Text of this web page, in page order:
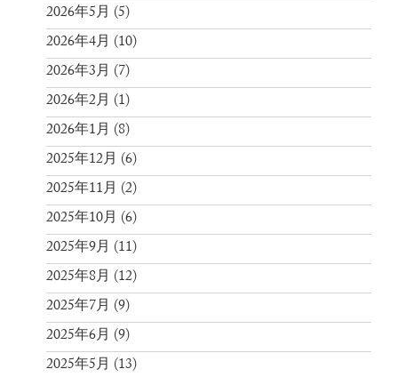
2026年5月 (5)
2026年4月 (10)
2026年3月 (7)
2026年2月 (1)
2026年1月 (8)
2025年12月 (6)
2025年11月 (2)
2025年10月 (6)
2025年9月 (11)
2025年8月 (12)
2025年7月 (9)
2025年6月 (9)
2025年5月 (13)